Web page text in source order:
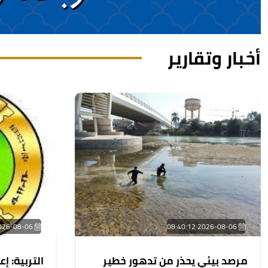
أخبار وتقارير
2026-08-06 08:40:12
مرصد بيئي يحذر من تدهور خطير
2026-08-06 08:07:15
التربية: